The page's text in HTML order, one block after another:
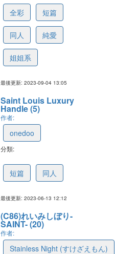
全彩 短篇
同人 純愛
姐姐系
最後更新: 2023-09-04 13:05
Saint Louis Luxury
Handle (5)
作者:
onedoo
分類:
短篇 同人
最後更新: 2023-06-13 12:12
(C86)れいみしぼり-
SAINT- (20)
作者:
Stainless Night (すけざえもん)